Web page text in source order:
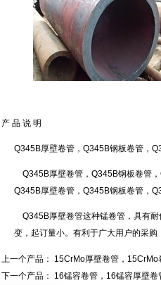
产 品 说 明
Q345B厚壁卷管，Q345B钢板卷管，
Q345B厚壁卷管，Q345B钢板卷管
Q345B厚壁卷管，Q345B钢板卷管，
Q345B厚壁卷管这种锰卷管，具有耐
变，起订量小。有利于广大用户的采购
上一个产品：
15CrMo厚壁卷管，15CrMo
下一个产品：
16锰容卷管，16锰容厚壁卷